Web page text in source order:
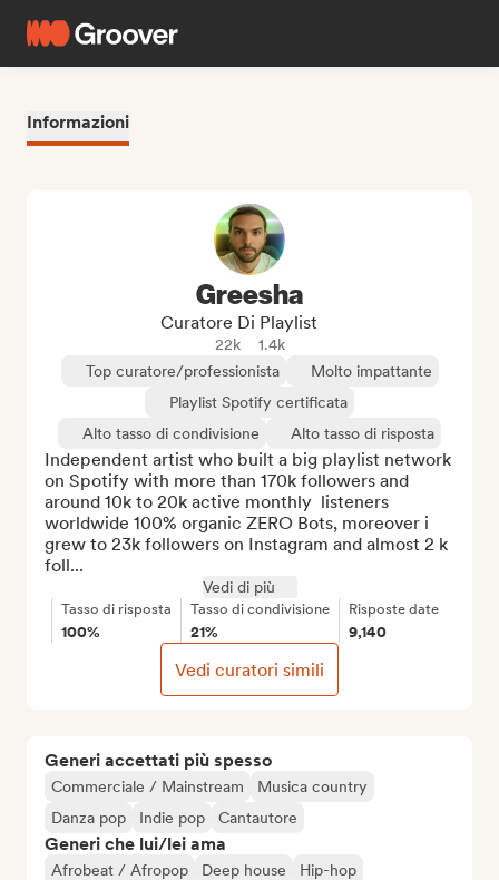
Informazioni
Generi accettati più spesso
Commerciale / Mainstream
Musica country
Danza pop
Indie pop Cantautore
Generi che lui/lei ama
Afrobeat / Afropop Deep house
Hip-hop
Greesha
Curatore Di Playlist
22k
1.4k
Top curatore/professionista
Molto impattante
Playlist Spotify certificata
Alto tasso di condivisione
Alto tasso di risposta
Independent artist who built a big playlist network
on Spotify with more than 170k followers and
around 10k to 20k active monthly  listeners
worldwide 100% organic ZERO Bots, moreover i
grew to 23k followers on Instagram and almost 2 k
foll...
Vedi di più
Tasso di risposta
100%
Tasso di condivisione
21%
Risposte date
9,140
Vedi curatori simili